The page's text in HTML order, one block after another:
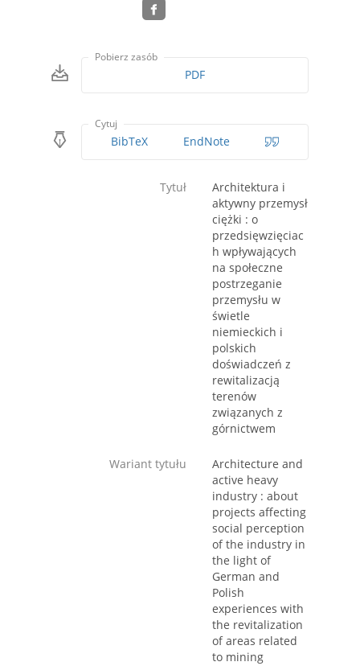
Pobierz zasób
PDF
Cytuj
BibTeX EndNote
Tytuł
Architektura i
aktywny przemysł
ciężki : o
przedsięwzięciac
h wpływających
na społeczne
postrzeganie
przemysłu w
świetle
niemieckich i
polskich
doświadczeń z
rewitalizacją
terenów
związanych z
górnictwem
Wariant tytułu
Architecture and
active heavy
industry : about
projects affecting
social perception
of the industry in
the light of
German and
Polish
experiences with
the revitalization
of areas related
to mining